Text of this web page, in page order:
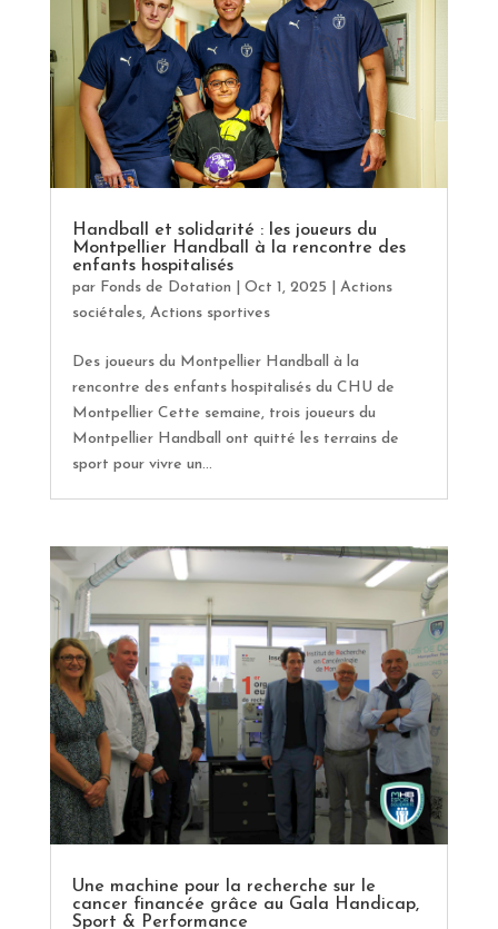
Handball et solidarité : les joueurs du
Montpellier Handball à la rencontre des
enfants hospitalisés
par Fonds de Dotation Oct 1, 2025
Actions
sociétales, Actions sportives
Des joueurs du Montpellier Handball à la
rencontre des enfants hospitalisés du CHU de
Montpellier Cette semaine, trois joueurs du
Montpellier Handball ont quitté les terrains de
sport pour vivre un...
Une machine pour la recherche sur le
cancer financée grâce au Gala Handicap,
Sport & Performance